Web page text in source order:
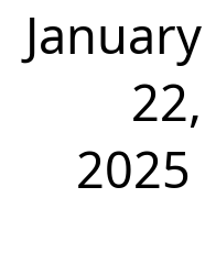
January
22,
2025